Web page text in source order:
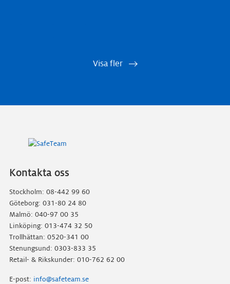
Visa fler
Kontakta oss
Stockholm: 08-442 99 60
Göteborg: 031-80 24 80
Malmö: 040-97 00 35
Linköping: 013-474 32 50
Trollhättan: 0520-341 00
Stenungsund: 0303-833 35
Retail- & Rikskunder: 010-762 62 00
E-post: info@safeteam.se